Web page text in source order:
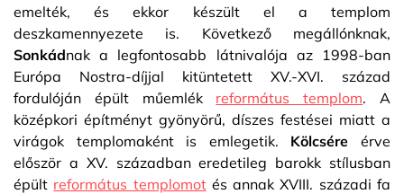
emelték, és ekkor készült el a templom
deszkamennyezete is. Következő megállónknak,
Sonkádnak a legfontosabb látnivalója az 1998-ban
Európa Nostra-díjjal kitüntetett XV.-XVI. század
fordulóján épült műemlék református templom. A
középkori építményt gyönyörű, díszes festései miatt a
virágok templomaként is emlegetik. Kölcsére érve
először a XV. században eredetileg barokk stílusban
épült református templomotés annak XVIII. századi fa